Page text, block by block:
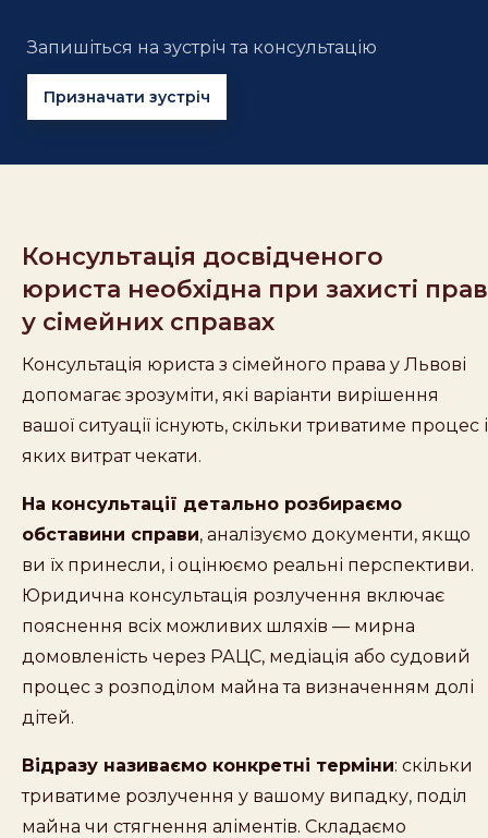
Запишіться на зустріч та консультацію
Призначати зустріч
Консультація досвідченого
юриста необхідна при захисті прав
у сімейних справах
Консультація юриста з сімейного права у Львові
допомагає зрозуміти, які варіанти вирішення
вашої ситуації існують, скільки триватиме процес і
яких витрат чекати.
На консультації детально розбираємо
обставини справи, аналізуємо документи, якщо
ви їх принесли, і оцінюємо реальні перспективи.
Юридична консультація розлучення включає
пояснення всіх можливих шляхів — мирна
домовленість через РАЦС, медіація або судовий
процес з розподілом майна та визначенням долі
дітей.
Відразу називаємо конкретні терміни: скільки
триватиме розлучення у вашому випадку, поділ
майна чи стягнення аліментів. Складаємо